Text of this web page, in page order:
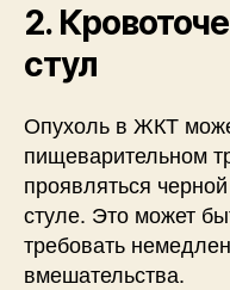
2.
стул
Опухоль в ЖКТ
пищеварительном
проявляться
стуле. Это может
требовать
вмешательства.